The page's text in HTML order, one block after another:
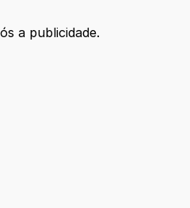
a publicidade.